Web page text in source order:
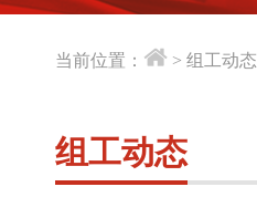
当前位置： > 组工动态
组工动态